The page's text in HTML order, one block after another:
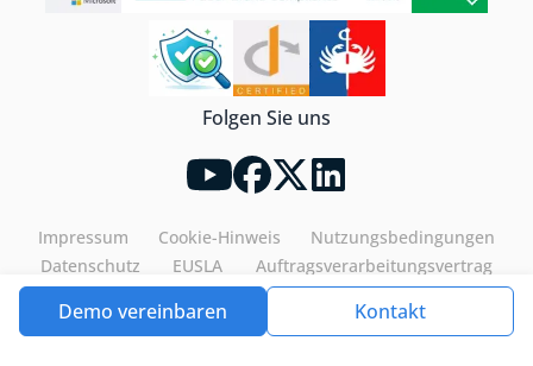
Demo vereinbaren Kontakt
Folgen Sie uns
Impressum Cookie-Hinweis
Nutzungsbedingungen
Datenschutz
EUSLA Auftragsverarbeitungsvertrag
Tools4ever©2026. All rights reserved.